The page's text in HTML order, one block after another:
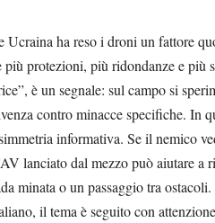
Ucraina ha reso i droni un fattore
più protezioni, più ridondanze e più
è un segnale: sul campo si
contro minacce specifiche. In
informativa. Se il nemico
lanciato dal mezzo può aiutare a
minata o un passaggio tra
il tema è seguito con